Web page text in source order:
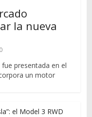
la nueva
0
presentada en el
un motor
el Model 3 RWD